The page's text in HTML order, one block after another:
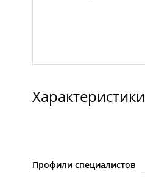
Характеристики
Профили специалистов